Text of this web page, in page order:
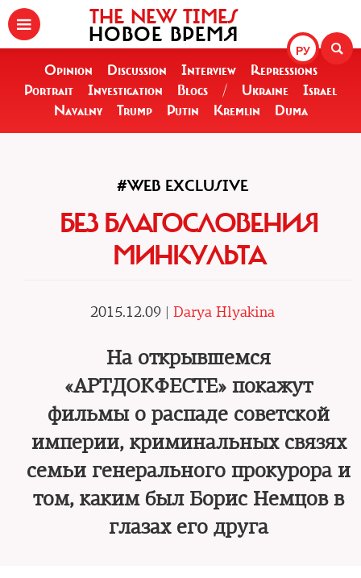
РУ
THE NEW TIMES
НОВОЕ ВРЕМЯ
Opinion Discussion Interview
Repressions
Portrait
Investigation Blogs / Ukraine
Israel
Navalny
Trump Putin Kremlin Duma
#WEB EXCLUSIVE
БЕЗ БЛАГОСЛОВЕНИЯ
МИНКУЛЬТА
2015.12.09 | Darya Hlyakina
На открывшемся
«АРТДОКФЕСТЕ» покажут
фильмы о распаде советской
империи, криминальных связях
семьи генерального прокурора и
том, каким был Борис Немцов в
глазах его друга